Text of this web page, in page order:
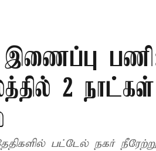
இணைப்பு
2 நாட்கள்
பட்டேல் நகர்